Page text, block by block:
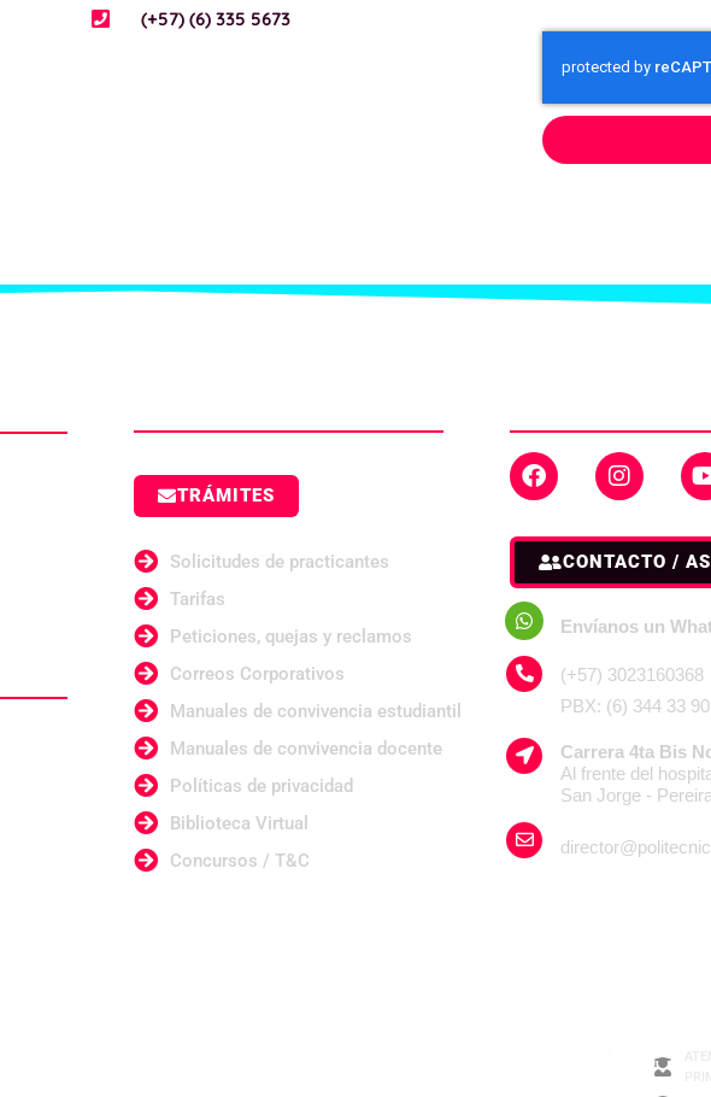
(+57) (6) 335 5673
TRÁMITES
Solicitudes de practicantes
Tarifas
Peticiones, quejas y reclamos
Correos Corporativos
Manuales de convivencia estudiantil
Manuales de convivencia docente
Políticas de privacidad
Biblioteca Virtual
Concursos / T&C
CONTACTO /
Envíanos un
(+57) 3023160368
PBX: (6) 344 33 90
Carrera 4ta Bis
Al frente del
San Jorge - Pereira